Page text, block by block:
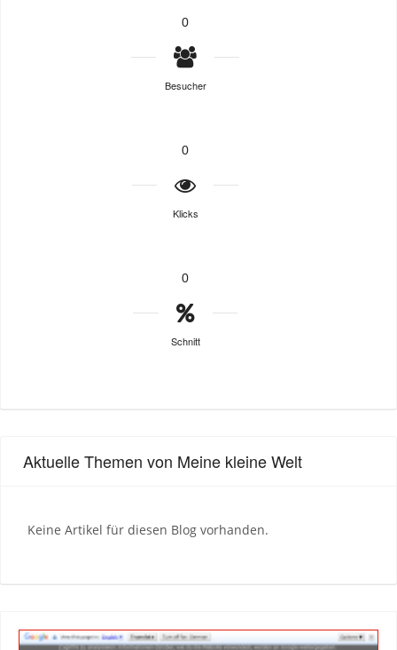
0
Besucher
0
Klicks
0
Schnitt
Aktuelle Themen von Meine kleine Welt
Keine Artikel für diesen Blog vorhanden.